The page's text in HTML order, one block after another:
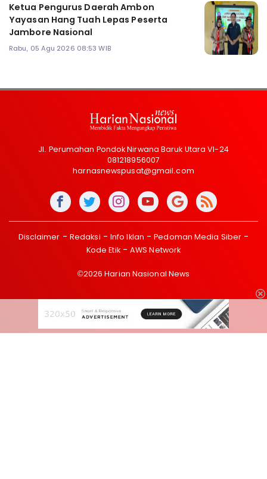
Ketua Pengurus Daerah Ambon
Yayasan Hang Tuah Lepas Peserta
Jambore Nasional
Rabu, 05 Agu 2026 08:53 WIB
Jl. Perumahan Pondok Nirwana Baruk Utara VI-24
081218956007
harnasnewspusat@gmail.com
Disclaimer Redaksi Info Iklan
Pedoman Media Siber
Kode Etik
AWS Network
©2026 Harian Nasional News